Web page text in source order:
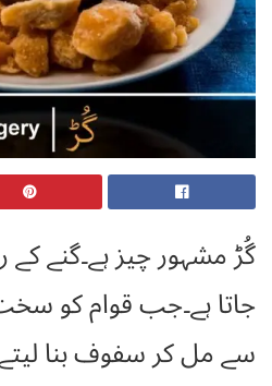
گُڑ مشہور چیز ہے۔گنے کے
جاتا ہے۔جب قوام کو سخت
سے مل کر سفوف بنا